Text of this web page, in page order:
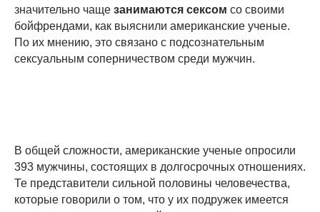
значительно чаще занимаются сексом со своими
бойфрендами, как выяснили американские ученые.
По их мнению, это связано с подсознательным
сексуальным соперничеством среди мужчин.
В общей сложности, американские ученые опросили
393 мужчины, состоящих в долгосрочных отношениях.
Те представители сильной половины человечества,
которые говорили о том, что у их подружек имеется